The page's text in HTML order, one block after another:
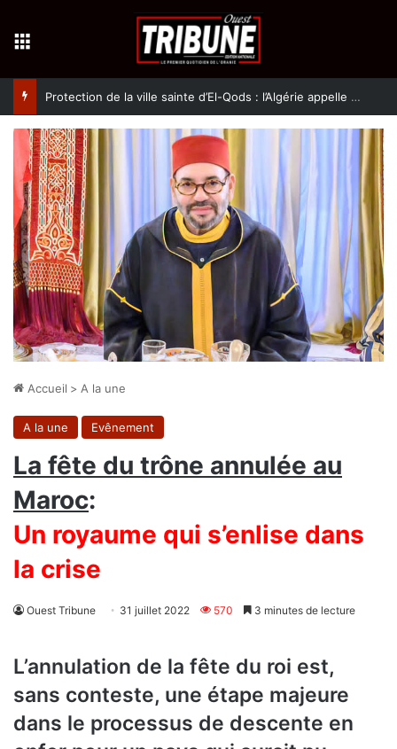
Protection de la ville sainte d’El-Qods : l’Algérie appelle à une action collective
Accueil > A la une
A la une Evênement
La fête du trône annulée au
Maroc:
Un royaume qui s’enlise dans
la crise
Ouest Tribune 31 juillet 2022 570 3 minutes de lecture
L’annulation de la fête du roi est,
sans conteste, une étape majeure
dans le processus de descente en